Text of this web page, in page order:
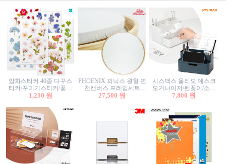
압화스티커 40종 다꾸스
티커/꾸미기스티커/꽃스
티커/압화꽃책갈피/팬시
1,230 원
PHOENIX 피닉스 원형 면
천캔버스 프레임세트
30cm/원형캔버스/플로팅
27,500 원
시스맥스 올리오 데스크
오거나이저/펜꽂이/소품
꽂이/소품함/정리함/수납
7,800 원